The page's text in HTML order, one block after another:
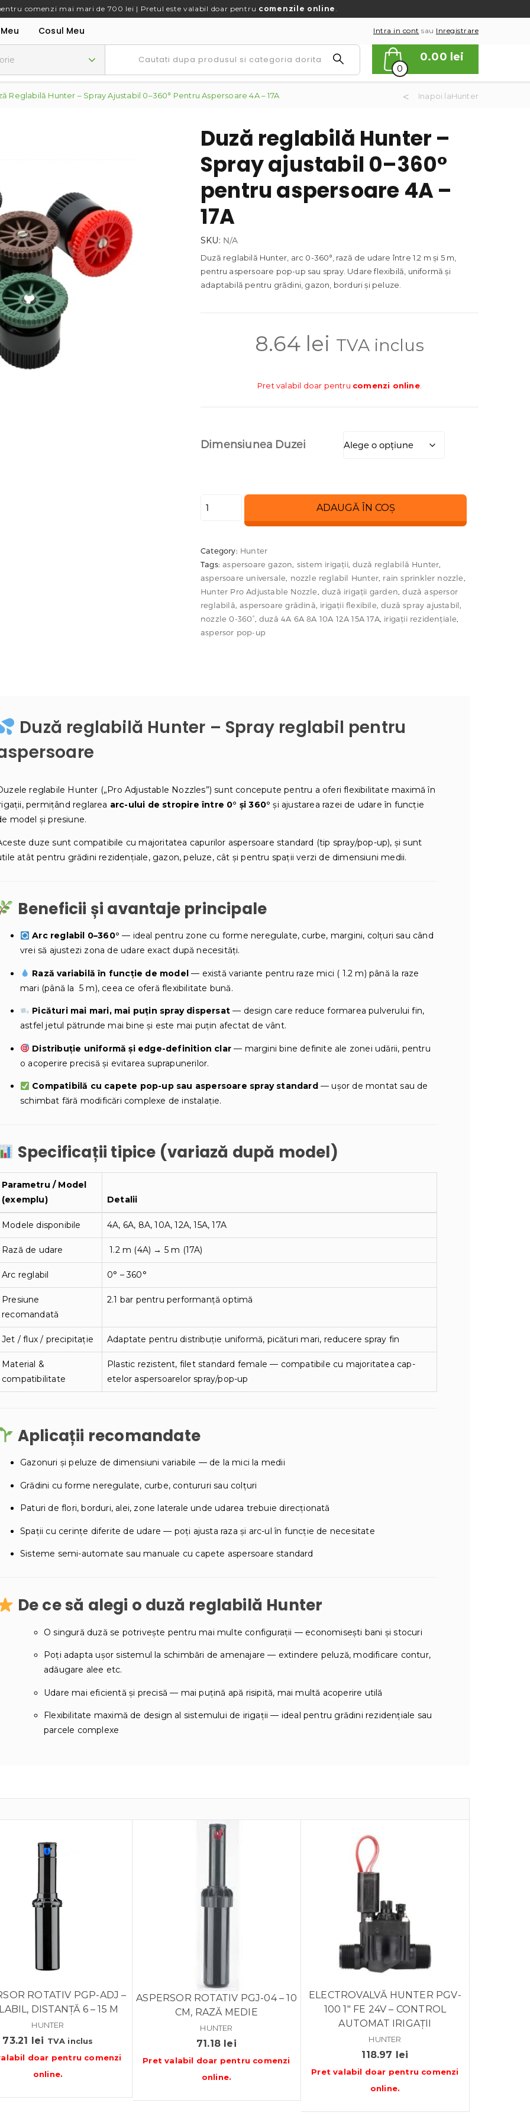
comenzi mai mari de 700 lei | Pretul este valabil doar pentru comenzile online.
Cosul Meu Intra in cont sau Inregistrare
0
0.00 lei
Reglabilă Hunter – Spray Ajustabil 0–360° Pentru Aspersoare 4A – 17A Inapoi laHunter
Duză reglabilă Hunter –
Spray ajustabil 0–360°
pentru aspersoare 4A –
17A
SKU: N/A
Duză reglabilă Hunter, arc 0-360°, rază de udare între 1.2 m și 5 m,
pentru aspersoare pop-up sau spray. Udare flexibilă, uniformă și
adaptabilă pentru grădini, gazon, borduri și peluze.
8.64 lei TVA inclus
Pret valabil doar pentru comenzi online.
Dimensiunea Duzei
Cantitate
Hunter
–
Spray
ajustabil
360°
ADAUGĂ ÎN COȘ
Category: Hunter
Tags:aspersoare gazon, sistem irigații,duză reglabilă Hunter,
aspersoare universale, nozzle reglabil Hunter, rain sprinkler nozzle,
Hunter Pro Adjustable Nozzle, duză irigații garden,duză aspersor
reglabilă,aspersoare grădină, irigații flexibile,duză spray ajustabil,
nozzle 0-360°, duză 4A 6A 8A 10A 12A 15A 17A, irigații rezidențiale,
aspersor pop-up
Duză reglabilă Hunter – Spray reglabil pentru
reglabile Hunter („Pro Adjustable Nozzles”) sunt concepute pentru a oferi flexibilitate maximă în
permiţând reglarea arc-ului de stropire între 0° şi 360° şi ajustarea razei de udare în funcţie
model și presiune.
duze sunt compatibile cu majoritatea capurilor aspersoare standard (tip spray/pop-up), şi sunt
atât pentru grădini rezidențiale, gazon, peluze, cât și pentru spaţii verzi de dimensiuni medii.
Beneficii și avantaje principale
Arc reglabil 0–360° — ideal pentru zone cu forme neregulate, curbe, margini, colţuri sau când
vrei să ajustezi zona de udare exact după necesități.
Rază variabilă în funcție de model— există variante pentru raze mici ( 1.2 m) până la raze
mari (până la 5 m), ceea ce oferă flexibilitate bună.
Picături mai mari, mai puțin spray dispersat— design care reduce formarea pulverului fin,
astfel jetul pătrunde mai bine și este mai puțin afectat de vânt.
Distribuție uniformă și edge-definition clar— margini bine definite ale zonei udării, pentru
o acoperire precisă și evitarea suprapunerilor.
Compatibilă cu capete pop-up sau aspersoare spray standard— ușor de montat sau de
schimbat fără modificări complexe de instalație.
Specificații tipice (variază după model)
Parametru / Model
(exemplu)
Detalii
Modele disponibile 4A, 6A, 8A, 10A, 12A, 15A, 17A
Rază de udare 1.2 m (4A) → 5 m (17A)
Arc reglabil 0° – 360°
Presiune
recomandată
2.1 bar pentru performanță optimă
Jet / flux / precipitație Adaptate pentru distribuție uniformă, picături mari, reducere spray fin
Material &
compatibilitate
Plastic rezistent, filet standard female — compatibile cu majoritatea cap­
etelor aspersoarelor spray/pop-up
Aplicații recomandate
Gazonuri și peluze de dimensiuni variabile — de la mici la medii
Grădini cu forme neregulate, curbe, contururi sau colțuri
Paturi de flori, borduri, alei, zone laterale unde udarea trebuie direcționată
Spații cu cerințe diferite de udare — poți ajusta raza și arc-ul în funcție de necesitate
Sisteme semi-automate sau manuale cu capete aspersoare standard
De ce să alegi o duză reglabilă Hunter
O singură duză se potrivește pentru mai multe configurații — economisești bani și stocuri
Poți adapta ușor sistemul la schimbări de amenajare — extindere peluză, modificare contur,
adăugare alee etc.
Udare mai eficientă și precisă — mai puțină apă risipită, mai multă acoperire utilă
Flexibilitate maximă de design al sistemului de irigații — ideal pentru grădini rezidențiale sau
parcele complexe
ROTATIV PGP-ADJ –
DISTANȚĂ 6 – 15 M
HUNTER
73.21 lei TVA inclus
doar pentru comenzi
online.
ASPERSOR ROTATIV PGJ-04 – 10
CM, RAZĂ MEDIE
HUNTER
71.18 lei
Pret valabil doar pentru comenzi
online.
ELECTROVALVĂ HUNTER PGV-
100 1″ FE 24V – CONTROL
AUTOMAT IRIGAȚII
HUNTER
118.97 lei
Pret valabil doar pentru comenzi
online.